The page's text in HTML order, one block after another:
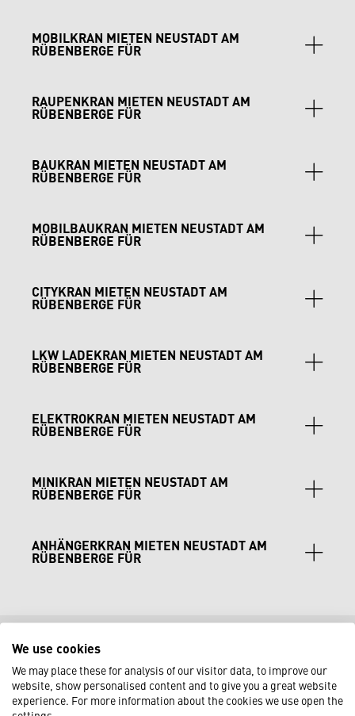
MOBILKRAN MIETEN NEUSTADT AM
RÜBENBERGE FÜR
Projekte: LTM Krane verbinden Mobilität mit
Arbeitshöhe, ideal für Industriehallen, Hallenbau
RAUPENKRAN MIETEN NEUSTADT AM
RÜBENBERGE FÜR
Gittermastkrane sichern Stabilität auf unwegsamem
Gelände, perfekt für Brücken, Industrieanlagen und
BAUKRAN MIETEN NEUSTADT AM
RÜBENBERGE FÜR
Hochbau, Wohnungsbau und Industrie, Untendreher
für enge Flächen.
MOBILBAUKRAN MIETEN NEUSTADT AM
RÜBENBERGE FÜR
Fassaden- und Dacharbeiten sowie kleinere
Industrieprojekte.
CITYKRAN MIETEN NEUSTADT AM
RÜBENBERGE FÜR
unterstützen Montagearbeiten in Hallen,
Bürogebäuden oder landwirtschaftlichen Gebäuden.
LKW LADEKRAN MIETEN NEUSTADT AM
RÜBENBERGE FÜR
Montage von Hallen, landwirtschaftlichen
Maschinen oder Industrieprojekten.
ELEKTROKRAN MIETEN NEUSTADT AM
RÜBENBERGE FÜR
Innen- und Außenmontagen in Werkshallen,
Landwirtschaft oder Gewerbe.
MINIKRAN MIETEN NEUSTADT AM
RÜBENBERGE FÜR
Fassadenarbeiten, Maschinenaufstellung.
ANHÄNGERKRAN MIETEN NEUSTADT AM
RÜBENBERGE FÜR
HÄUFIG GESTELLTE FRAGEN
ZUR KRANVERMIETUNG
We use cookies
We may place these for analysis of our visitor data, to improve our
website, show personalised content and to give you a great website
experience. For more information about the cookies we use open the